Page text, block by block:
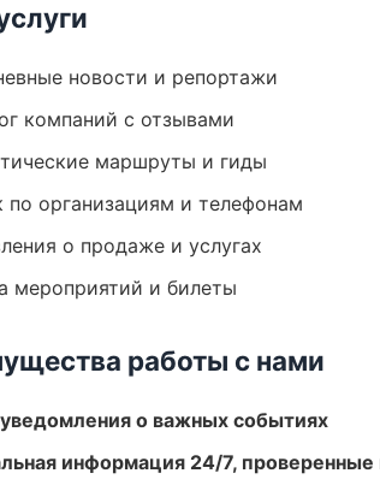
новости и репортажи
компаний с отзывами
маршруты и гиды
по организациям и телефонам
о продаже и услугах
мероприятий и билеты
работы с нами
о важных событиях
информация 24/7, проверенные